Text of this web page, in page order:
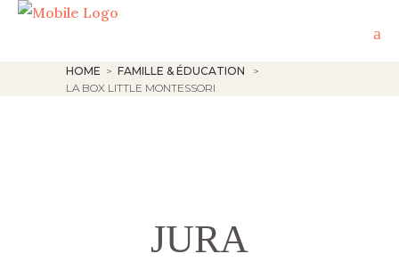
HOME > FAMILLE & ÉDUCATION
>
LA BOX LITTLE MONTESSORI
JURA